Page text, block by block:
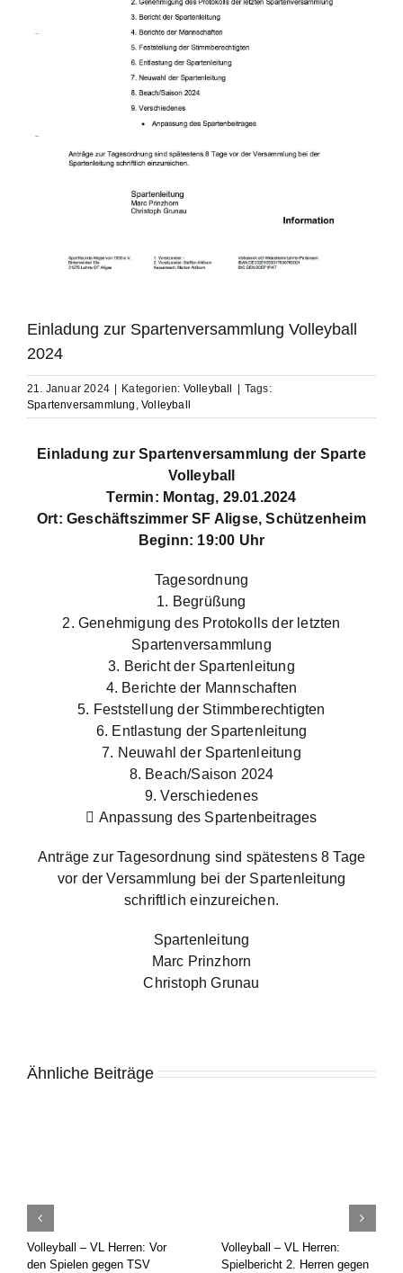
Einladung zur Spartenversammlung Volleyball
2024
21. Januar 2024 Kategorien: Volleyball
Tags:
Spartenversammlung ,Volleyball
Einladung zur Spartenversammlung der Sparte
Volleyball
Termin: Montag, 29.01.2024
Ort: Geschäftszimmer SF Aligse, Schützenheim
Beginn: 19:00 Uhr
Tagesordnung
1. Begrüßung
2. Genehmigung des Protokolls der letzten
Spartenversammlung
3. Bericht der Spartenleitung
4. Berichte der Mannschaften
5. Feststellung der Stimmberechtigten
6. Entlastung der Spartenleitung
7. Neuwahl der Spartenleitung
8. Beach/Saison 2024
9. Verschiedenes
 Anpassung des Spartenbeitrages
Anträge zur Tagesordnung sind spätestens 8 Tage
vor der Versammlung bei der Spartenleitung
schriftlich einzureichen.
Spartenleitung
Marc Prinzhorn
Christoph Grunau
Ähnliche Beiträge
Volleyball – VL Herren: Vor
den Spielen gegen TSV
Volleyball – VL Herren:
Spielbericht 2. Herren gegen